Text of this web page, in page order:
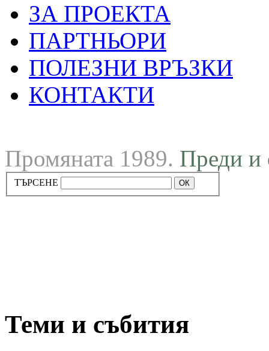
ЗА ПРОЕКТА
ПАРТНЬОРИ
ПОЛЕЗНИ ВРЪЗКИ
КОНТАКТИ
Промяната 1989. Преди и
ТЪРСЕНЕ
Теми и събития